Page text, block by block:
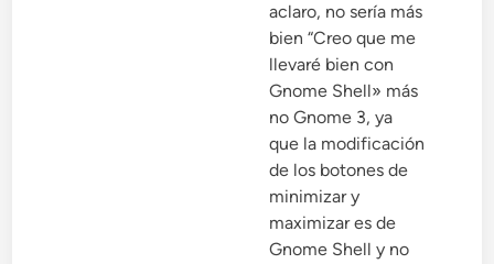
aclaro, no sería más
bien “Creo que me
llevaré bien con
Gnome Shell» más
no Gnome 3, ya
que la modificación
de los botones de
minimizar y
maximizar es de
Gnome Shell y no